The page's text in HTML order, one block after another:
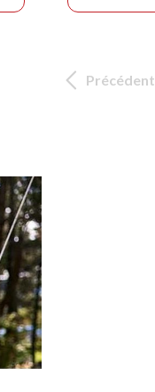
Précédent